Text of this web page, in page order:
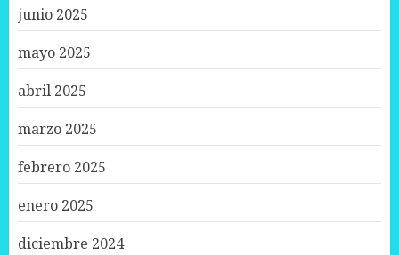
junio 2025
mayo 2025
abril 2025
marzo 2025
febrero 2025
enero 2025
diciembre 2024